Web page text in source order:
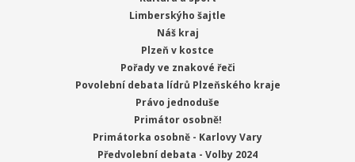
Limberskýho šajtle
Náš kraj
Plzeň v kostce
Pořady ve znakové řeči
Povolební debata lídrů Plzeňského kraje
Právo jednoduše
Primátor osobně!
Primátorka osobně - Karlovy Vary
Předvolební debata - Volby 2024